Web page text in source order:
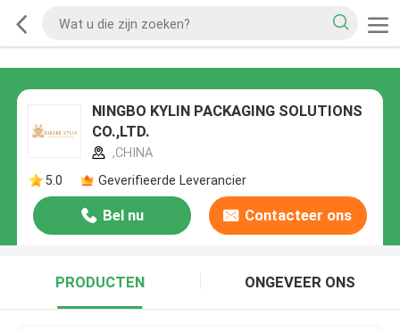
NINGBO KYLIN PACKAGING SOLUTIONS
CO.,LTD.
,CHINA
5.0
Geverifieerde Leverancier
Bel nu Contacteer ons
PRODUCTEN ONGEVEER ONS